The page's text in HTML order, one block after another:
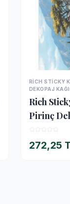
RICH STICKY
DEKOPAJ
Rich
Pirinç
272,25